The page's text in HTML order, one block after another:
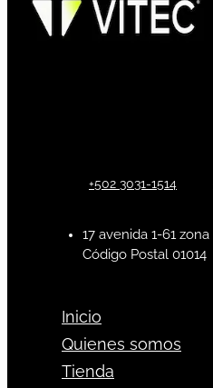
+502 3031-1514
17 avenida 1-61 zona
Código Postal 01014
Inicio
Quienes somos
Tienda